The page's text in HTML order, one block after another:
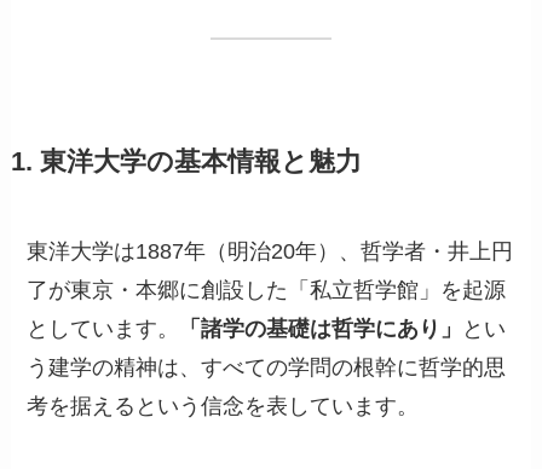
1. 東洋大学の基本情報と魅力
東洋大学は1887年（明治20年）、哲学者・井上円
了が東京・本郷に創設した「私立哲学館」を起源
としています。
「諸学の基礎は哲学にあり」
とい
う建学の精神は、すべての学問の根幹に哲学的思
考を据えるという信念を表しています。